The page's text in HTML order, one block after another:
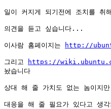
일이 커지게 되기전에 조치를 취
의견을 듣고 싶습니다...
이사람 홈페이지는 http://
그리고 https://
놨습니다
상대 해 줄 가치도 없는 놈이지
대응을 해 줄 필요가 있다고 생